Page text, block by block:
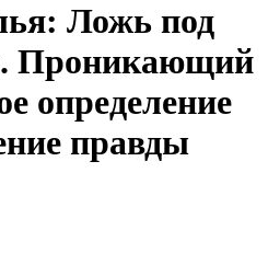
Ложь под
Проникающий
определение
правды